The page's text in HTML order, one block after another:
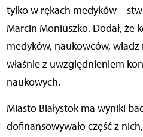
tylko w rękach medyków –
Marcin Moniuszko. Dodał, że
medyków, naukowców,
właśnie z uwzględnieniem
naukowych.
Miasto Białystok ma wyniki
dofinansowywało część z